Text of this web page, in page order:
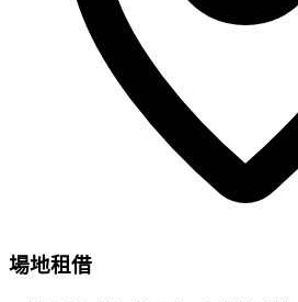
場地租借